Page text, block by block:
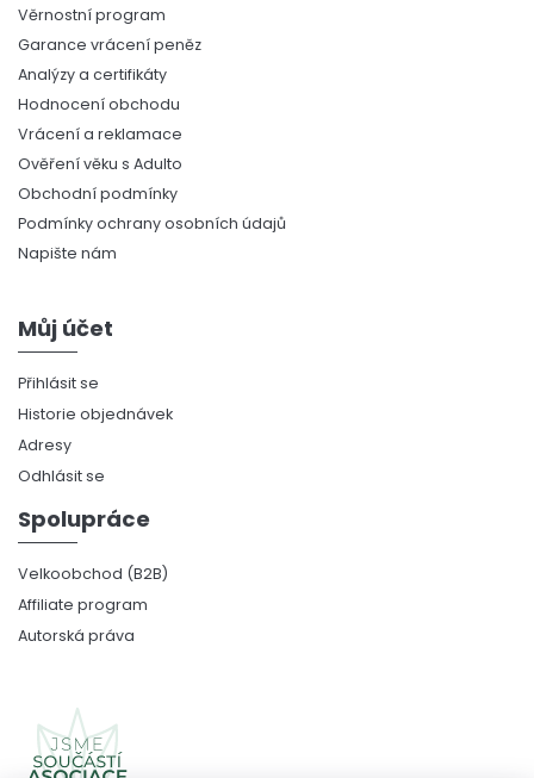
Věrnostní program
Garance vrácení peněz
Analýzy a certifikáty
Hodnocení obchodu
Vrácení a reklamace
Ověření věku s Adulto
Obchodní podmínky
Podmínky ochrany osobních údajů
Napište nám
Můj účet
Přihlásit se
Historie objednávek
Adresy
Odhlásit se
Spolupráce
Velkoobchod (B2B)
Affiliate program
Autorská práva